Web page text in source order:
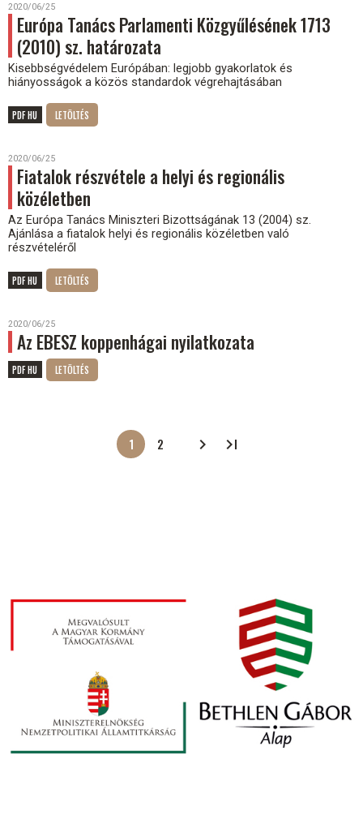
2020/06/25
Európa Tanács Parlamenti Közgyűlésének 1713
(2010) sz. határozata
Kisebbségvédelem Európában: legjobb gyakorlatok és
hiányosságok a közös standardok végrehajtásában
PDF HU
2020/06/25
Fiatalok részvétele a helyi és regionális
közéletben
Az Európa Tanács Miniszteri Bizottságának 13 (2004) sz.
Ajánlása a fiatalok helyi és regionális közéletben való
részvételéről
PDF HU
2020/06/25
Az EBESZ koppenhágai nyilatkozata
PDF HU
Jelenlegi
1
Oldal
2